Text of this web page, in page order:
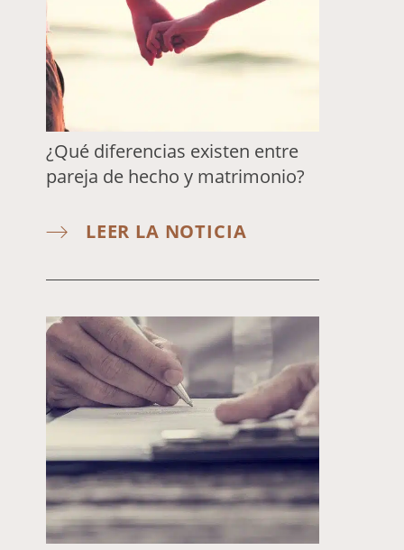
¿Qué diferencias existen entre
pareja de hecho y matrimonio?
LEER LA NOTICIA